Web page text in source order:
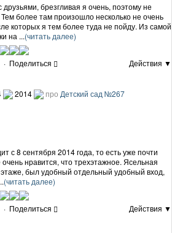
брезгливая я очень, поэтому не
более там произошло несколько не очень
которых я тем более туда не пойду. Из самой
на ...(читать далее)
· Поделиться
Действия ▼
2014 про Детский сад №267
с 8 сентября 2014 года, то есть уже почти
нравится, что трехэтажное. Ясельная
был удобный отдельный удобный вход,
(читать далее)
· Поделиться
Действия ▼